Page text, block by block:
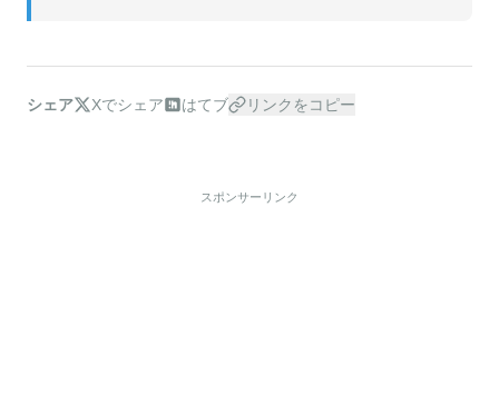
シェア Xでシェア はてブ リンクをコピー
スポンサーリンク